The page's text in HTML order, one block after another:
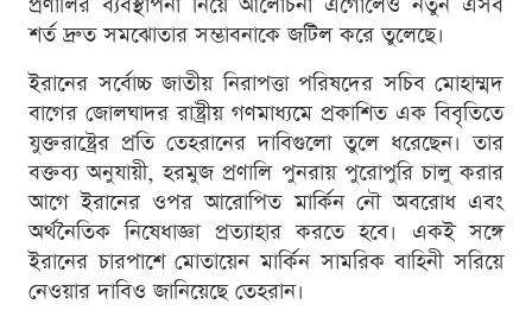
শর্ত দ্রুত সমঝোতার সম্ভাবনাকে জটিল করে তুলেছে।
ইরানের সর্বোচ্চ জাতীয় নিরাপত্তা পরিষদের সচিব মোহাম্মদ
বাগের জোলঘাদর রাষ্ট্রীয় গণমাধ্যমে প্রকাশিত এক বিবৃতিতে
যুক্তরাষ্ট্রের প্রতি তেহরানের দাবিগুলো তুলে ধরেছেন। তার
বক্তব্য অনুযায়ী, হরমুজ প্রণালি পুনরায় পুরোপুরি চালু করার
আগে ইরানের ওপর আরোপিত মার্কিন নৌ অবরোধ এবং
অর্থনৈতিক নিষেধাজ্ঞা প্রত্যাহার করতে হবে। একই সঙ্গে
ইরানের চারপাশে মোতায়েন মার্কিন সামরিক বাহিনী সরিয়ে
নেওয়ার দাবিও জানিয়েছে তেহরান।